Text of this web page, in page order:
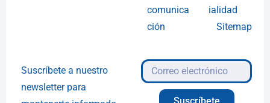
comunica
ción
ialidad
Sitemap
Suscríbete a nuestro
newsletter para